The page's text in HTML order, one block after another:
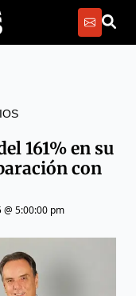
161% en su
con
5:00:00 pm